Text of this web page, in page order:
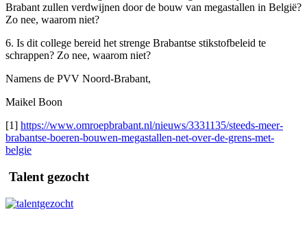
Brabant zullen verdwijnen door de bouw van megastallen in België?
Zo nee, waarom niet?
6. Is dit college bereid het strenge Brabantse stikstofbeleid te
schrappen? Zo nee, waarom niet?
Namens de PVV Noord-Brabant,
Maikel Boon
[1] https://www.omroepbrabant.nl/nieuws/3331135/steeds-meer-
brabantse-boeren-bouwen-megastallen-net-over-de-grens-met-
belgie
Talent gezocht